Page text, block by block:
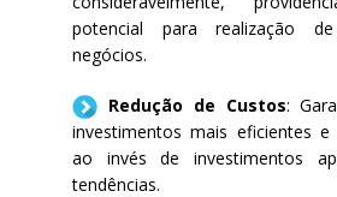
potencial para realização
negócios.
Redução de Custos:
investimentos mais eficientes
ao invés de investimentos
tendências.